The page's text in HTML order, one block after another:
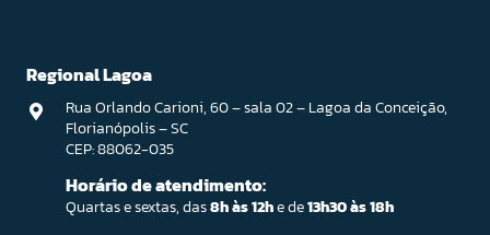
Regional Lagoa
Rua Orlando Carioni, 60 – sala 02 – Lagoa da Conceição,
Florianópolis – SC
CEP: 88062-035
Horário de atendimento:
Quartas e sextas, das8h às 12he de13h30 às 18h